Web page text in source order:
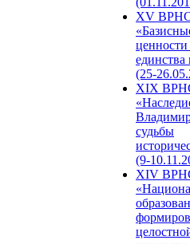
XV
единства
(25-
XIX
судьбы
(9-
XIV